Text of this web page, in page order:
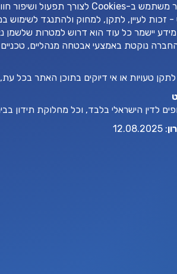
זכות לעיין, לתקן, למחוק ולהתנגד לשימוש
יישמר כל עוד הוא דרוש למטרות שלשמן
נוקטת באמצעי אבטחה מנהליים,
טעויות או אי דיוקים בתוכן האתר בכל
לדין הישראלי בלבד, וכל מחלוקת תידון
: 12.08.2025